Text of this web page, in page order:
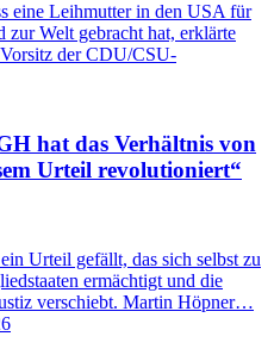
eine Leihmutter in den USA für
Welt gebracht hat, erklärte
der CDU/CSU-
hat das Verhältnis von
Urteil revolutioniert“
Urteil gefällt, das sich selbst zu
ermächtigt und die
verschiebt. Martin Höpner…